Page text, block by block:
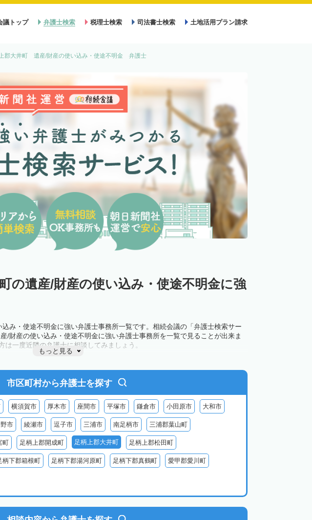
議トップ 弁護士検索 税理士検索 司法書士検索 土地活用プラン請求
郡大井町 遺産/財産の使い込み・使途不明金 弁護士
の遺産/財産の使い込み・使途不明金に強
み・使途不明金に強い弁護士事務所一覧です。相続会議の「弁護士検索サー
/財産の使い込み・使途不明金に強い弁護士事務所を一覧で見ることが出来ま
一度近隣の弁護士に相談してみましょう。
もっと見る
市区町村から弁護士を探す
横須賀市 厚木市 座間市 平塚市 鎌倉市 小田原市 大和市
市 綾瀬市 逗子市 三浦市 南足柄市 三浦郡葉山町
町 足柄上郡開成町 足柄上郡大井町 足柄上郡松田町
柄下郡箱根町 足柄下郡湯河原町 足柄下郡真鶴町 愛甲郡愛川町